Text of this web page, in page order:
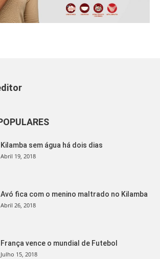
Kilamba sem água há dois dias
Abril 19, 2018
Avó fica com o menino maltrado no Kilamba
Abril 26, 2018
França vence o mundial de Futebol
Julho 15, 2018